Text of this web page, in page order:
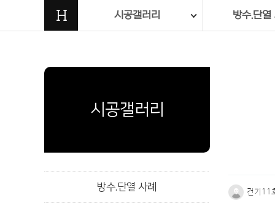
H 시공갤러리 방수.단열
시공갤러리
방수.단열 사례 건기11